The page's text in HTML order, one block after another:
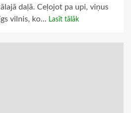
daļā. Ceļojot pa upi, viņus
vilnis, ko... Lasīt tālāk